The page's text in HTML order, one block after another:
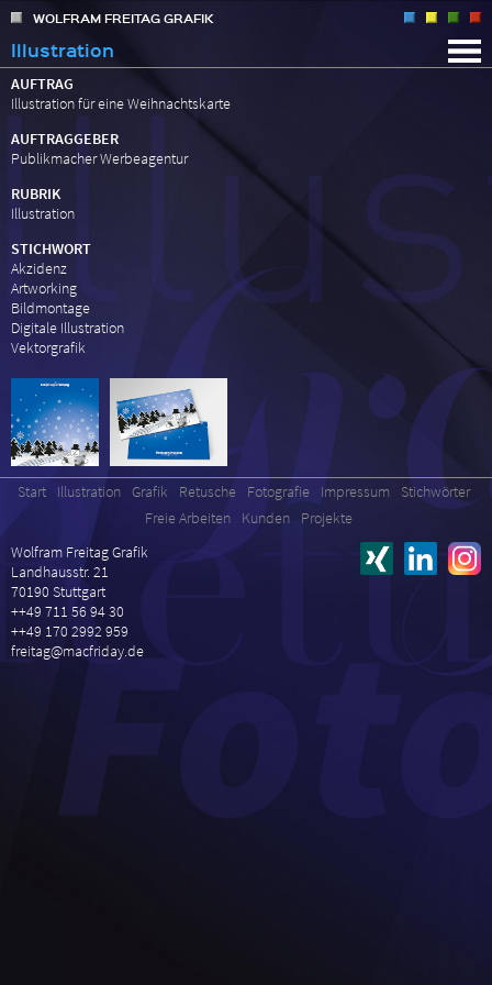
WOLFRAM FREITAG GRAFIK
Illustration
Start
Illustration
Grafik
Fotografie
Impressum
Stichwörter
Freie Arbeiten
Kunden
Projekte
AUFTRAG
Illustration für eine Weihnachtskarte
AUFTRAGGEBER
Publikmacher Werbeagentur
RUBRIK
Illustration
STICHWORT
Akzidenz
Artworking
Bildmontage
Digitale Illustration
Vektorgrafik
Start Illustration Grafik Retusche Fotografie Impressum
Stichwörter
Freie Arbeiten
Kunden
Projekte
Wolfram Freitag Grafik
Landhausstr. 21
70190 Stuttgart
++49 711 56 94 30
++49 170 2992 959
freitag@macfriday.de